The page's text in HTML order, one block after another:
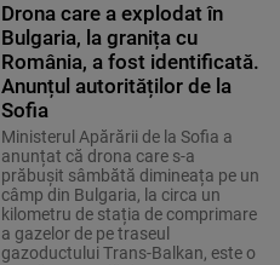
Drona care a explodat în
Bulgaria, la granița cu
România, a fost identificată.
Anunțul autorităților de la
Sofia
Ministerul Apărării de la Sofia a
anunțat că drona care s-a
prăbușit sâmbătă dimineața pe un
câmp din Bulgaria, la circa un
kilometru de stația de comprimare
a gazelor de pe traseul
gazoductului Trans-Balkan, este o